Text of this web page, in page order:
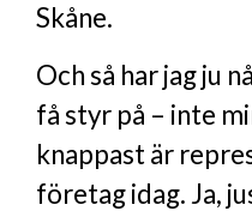
Skåne.
Och så har jag ju
få styr på – inte
knappast är
företag idag. Ja,